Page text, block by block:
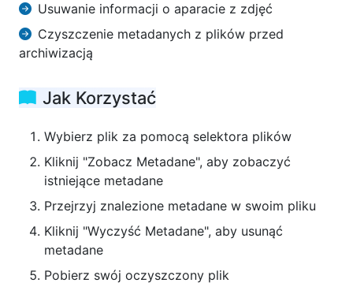
Usuwanie informacji o aparacie z zdjęć
Czyszczenie metadanych z plików przed
archiwizacją
Jak Korzystać
Wybierz plik za pomocą selektora plików
Kliknij "Zobacz Metadane", aby zobaczyć
istniejące metadane
Przejrzyj znalezione metadane w swoim pliku
Kliknij "Wyczyść Metadane", aby usunąć
metadane
Pobierz swój oczyszczony plik